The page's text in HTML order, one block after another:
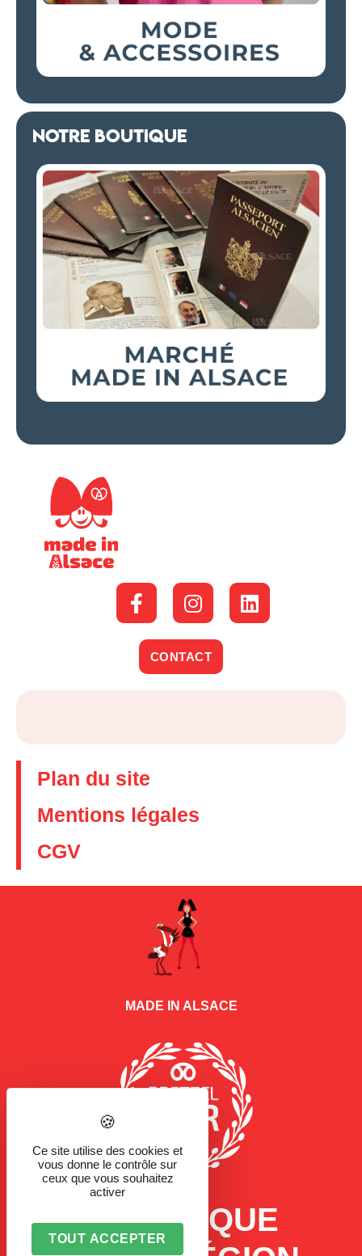
NOTRE BOUTIQUE
CONTACT
Plan du site
Mentions légales
CGV
MADE IN ALSACE
LA MARQUE
Ce site utilise des cookies et
vous donne le contrôle sur
ceux que vous souhaitez
activer
TOUT ACCEPTER